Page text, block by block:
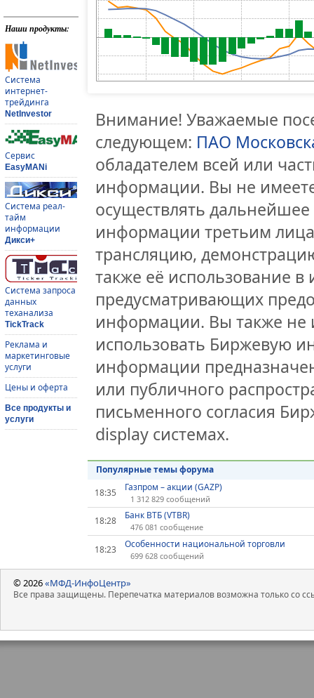
Наши продукты:
Система
интернет-
трейдинга
NetInvestor
Сервис
EasyMANi
Система реал-
тайм
информации
Дикси+
Система запроса
данных
теханализа
TickTrack
Реклама и
маркетинговые
услуги
Цены и оферта
Все продукты и
услуги
Внимание! Уважаемые
следующем: ПАО
обладателем всей или
информации. Вы не
осуществлять
информации третьим
трансляцию,
также её использование
предусматривающих
информации. Вы также не
использовать Биржевую
информации
или публичного
письменного согласия
display системах.
Популярные темы форума
18:35
Газпром – акции (GAZP)
1 312 829 сообщений
18:28 Банк ВТБ (VTBR)
476 081 сообщение
18:23 Особенности национальной торговли
699 628 сообщений
© 2026«МФД-ИнфоЦентр»
Все права защищены. Перепечатка материалов возможна только со